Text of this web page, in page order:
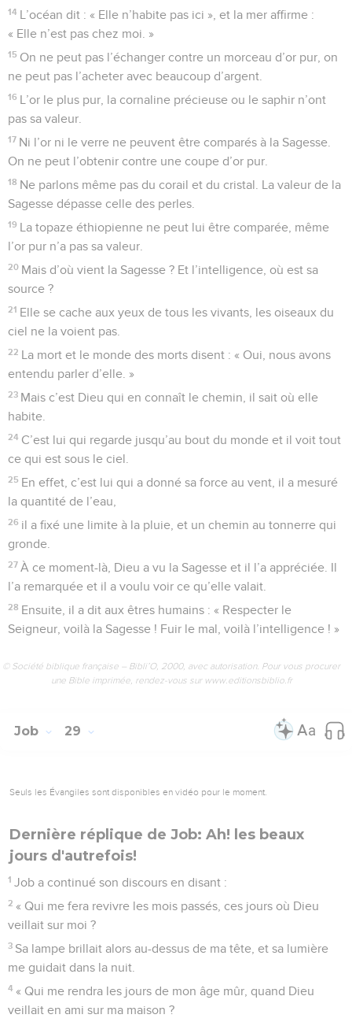
14 L’océan dit : « Elle n’habite pas ici », et la mer affirme :
« Elle n’est pas chez moi. »
15 On ne peut pas l’échanger contre un morceau d’or pur, on
ne peut pas l’acheter avec beaucoup d’argent.
16 L’or le plus pur, la cornaline précieuse ou le saphir n’ont
pas sa valeur.
17 Ni l’or ni le verre ne peuvent être comparés à la Sagesse.
On ne peut l’obtenir contre une coupe d’or pur.
18 Ne parlons même pas du corail et du cristal. La valeur de la
Sagesse dépasse celle des perles.
19 La topaze éthiopienne ne peut lui être comparée, même
l’or pur n’a pas sa valeur.
20 Mais d’où vient la Sagesse ? Et l’intelligence, où est sa
source ?
21 Elle se cache aux yeux de tous les vivants, les oiseaux du
ciel ne la voient pas.
22 La mort et le monde des morts disent : « Oui, nous avons
entendu parler d’elle. »
23 Mais c’est Dieu qui en connaît le chemin, il sait où elle
habite.
24 C’est lui qui regarde jusqu’au bout du monde et il voit tout
ce qui est sous le ciel.
25 En effet, c’est lui qui a donné sa force au vent, il a mesuré
la quantité de l’eau,
26 il a fixé une limite à la pluie, et un chemin au tonnerre qui
gronde.
27 À ce moment-là, Dieu a vu la Sagesse et il l’a appréciée. Il
l’a remarquée et il a voulu voir ce qu’elle valait.
28 Ensuite, il a dit aux êtres humains : « Respecter le
Seigneur, voilà la Sagesse ! Fuir le mal, voilà l’intelligence ! »
© Société biblique française – Bibli’O, 2000, avec autorisation. Pour vous procurer
une Bible imprimée, rendez-vous sur www.editionsbiblio.fr
Job 29
Seuls les Évangiles sont disponibles en vidéo pour le moment.
Dernière réplique de Job: Ah! les beaux
jours d'autrefois!
1 Job a continué son discours en disant :
2 « Qui me fera revivre les mois passés, ces jours où Dieu
veillait sur moi ?
3 Sa lampe brillait alors au-dessus de ma tête, et sa lumière
me guidait dans la nuit.
4 « Qui me rendra les jours de mon âge mûr, quand Dieu
veillait en ami sur ma maison ?